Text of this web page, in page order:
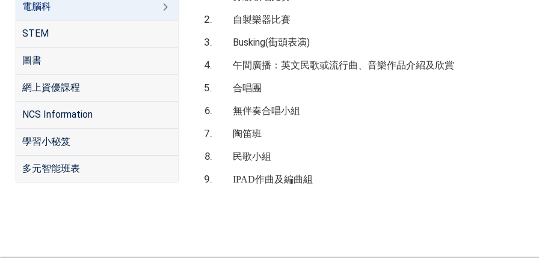
自製樂器比賽
Busking(街頭表演)
午間廣播：英文民歌或流行曲、音樂作品介紹及欣賞
合唱團
無伴奏合唱小組
陶笛班
民歌小組
IPAD作曲及編曲組
電腦科
STEM
圖書
網上資優課程
NCS Information
學習小秘笈
多元智能班表